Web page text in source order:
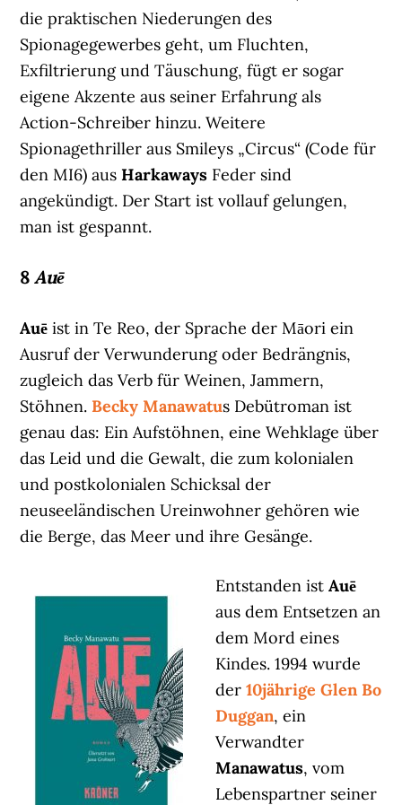
die praktischen Niederungen des
Spionagegewerbes geht, um Fluchten,
Exfiltrierung und Täuschung, fügt er sogar
eigene Akzente aus seiner Erfahrung als
Action-Schreiber hinzu. Weitere
Spionagethriller aus Smileys „Circus“ (Code für
den MI6) ausHarkaways Feder sind
angekündigt. Der Start ist vollauf gelungen,
man ist gespannt.
8 Auē
Auēist in Te Reo, der Sprache der Māori ein
Ausruf der Verwunderung oder Bedrängnis,
zugleich das Verb für Weinen, Jammern,
Stöhnen. Becky Manawatus Debütroman ist
genau das: Ein Aufstöhnen, eine Wehklage über
das Leid und die Gewalt, die zum kolonialen
und postkolonialen Schicksal der
neuseeländischen Ureinwohner gehören wie
die Berge, das Meer und ihre Gesänge.
Entstanden istAuē
aus dem Entsetzen an
dem Mord eines
Kindes. 1994 wurde
der10jährige Glen Bo
Duggan, ein
Verwandter
Manawatus, vom
Lebenspartner seiner